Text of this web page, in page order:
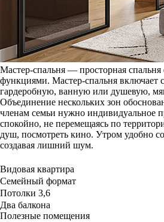
Мастер-спальня — просторная
функциями. Мастер-спальня включает
гардеробную, ванную или душевую,
Объединение нескольких зон
членам семьи нужно индивидуальное
спокойно, не перемещаясь по
душ, посмотреть кино. Утром удобно
создавая лишний шум.
Видовая квартира
Семейный формат
Потолки 3,6
Два балкона
Полезные помещения